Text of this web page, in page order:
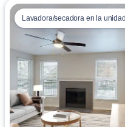
Lavadora/secadora en la